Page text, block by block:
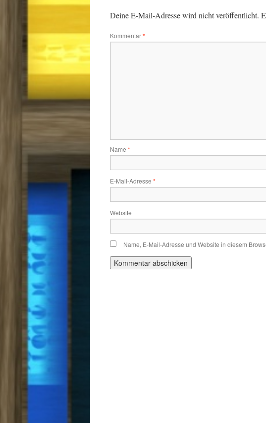
Deine E-Mail-Adresse wird nicht veröffentlicht.
Kommentar*
Name *
E-Mail-Adresse *
Website
Name, E-Mail-Adresse und Website in diesem